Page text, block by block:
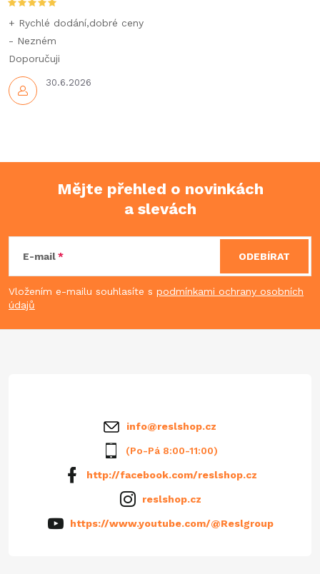
p
i
s
30.6.2026
+ Rychlé dodání,dobré ceny
- Nezném
Doporučuji
p
a
Mějte přehled o novinkách
a slevách
E-mail
Vložením e-mailu souhlasíte s podmínkami ochrany osobních
údajů
ODEBÍRAT
info@reslshop.cz
(Po-Pá 8:00-11:00)
http://facebook.com/reslshop.cz
reslshop.cz
https://www.youtube.com/@Reslgroup